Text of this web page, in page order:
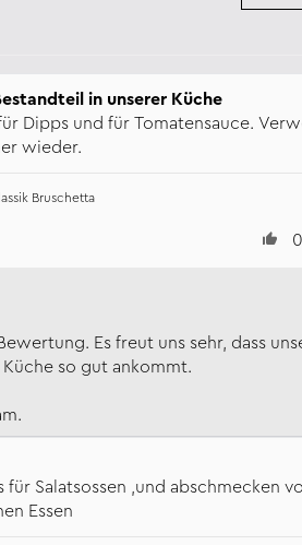
in unserer Küche
Dipps und für Tomatensauce.
wieder.
0
Es freut uns sehr, dass
so gut ankommt.
Bruschetta
für Salatsossen ,und abschmecken
Essen